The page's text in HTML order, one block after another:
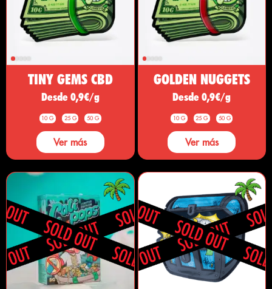
TINY GEMS CBD
Desde 0,9€/g
10 G 25 G 50 G
Ver más
GOLDEN NUGGETS
Desde 0,9€/g
10 G 25 G 50 G
Ver más